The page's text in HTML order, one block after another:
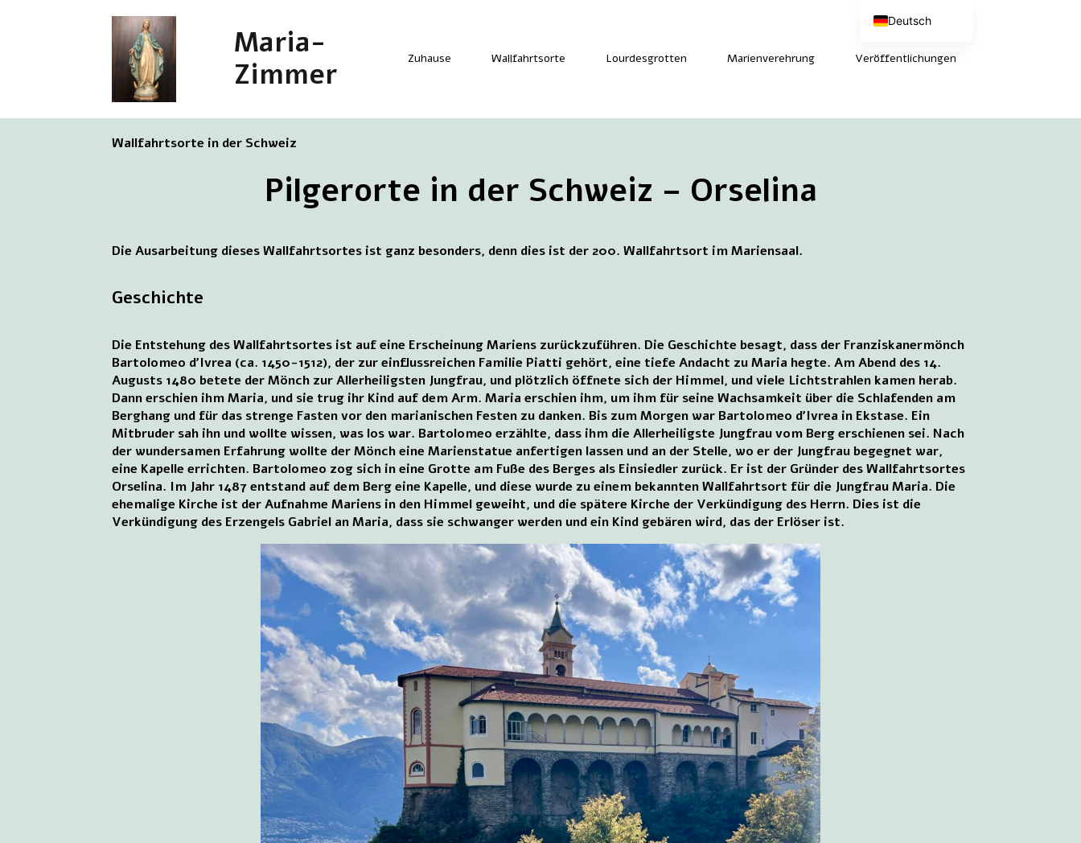
Maria-
Zimmer
Zuhause Wallfahrtsorte Lourdesgrotten Marienverehrung Veröffentlichungen
Wallfahrtsorte in der Schweiz
Pilgerorte in der Schweiz – Orselina
Die Ausarbeitung dieses Wallfahrtsortes ist ganz besonders, denn dies ist der 200. Wallfahrtsort im Mariensaal.
Geschichte
Die Entstehung des Wallfahrtsortes ist auf eine Erscheinung Mariens zurückzuführen. Die Geschichte besagt, dass der Franziskanermönch
Bartolomeo d’Ivrea (ca. 1450-1512), der zur einflussreichen Familie Piatti gehört, eine tiefe Andacht zu Maria hegte. Am Abend des 14.
Augusts 1480 betete der Mönch zur Allerheiligsten Jungfrau, und plötzlich öffnete sich der Himmel, und viele Lichtstrahlen kamen herab.
Dann erschien ihm Maria, und sie trug ihr Kind auf dem Arm. Maria erschien ihm, um ihm für seine Wachsamkeit über die Schlafenden am
Berghang und für das strenge Fasten vor den marianischen Festen zu danken. Bis zum Morgen war Bartolomeo d’Ivrea in Ekstase. Ein
Mitbruder sah ihn und wollte wissen, was los war. Bartolomeo erzählte, dass ihm die Allerheiligste Jungfrau vom Berg erschienen sei. Nach
der wundersamen Erfahrung wollte der Mönch eine Marienstatue anfertigen lassen und an der Stelle, wo er der Jungfrau begegnet war,
eine Kapelle errichten. Bartolomeo zog sich in eine Grotte am Fuße des Berges als Einsiedler zurück. Er ist der Gründer des Wallfahrtsortes
Orselina. Im Jahr 1487 entstand auf dem Berg eine Kapelle, und diese wurde zu einem bekannten Wallfahrtsort für die Jungfrau Maria. Die
ehemalige Kirche ist der Aufnahme Mariens in den Himmel geweiht, und die spätere Kirche der Verkündigung des Herrn. Dies ist die
Verkündigung des Erzengels Gabriel an Maria, dass sie schwanger werden und ein Kind gebären wird, das der Erlöser ist.
Deutsch
English (UK)